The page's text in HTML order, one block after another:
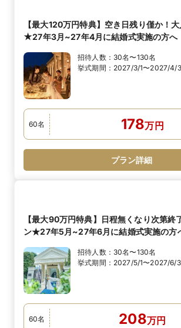
【最大120万円特典】空き日残り僅か！
★27年3月~27年4月に結婚式実施の方へ
招待人数： 30名〜130名
挙式期間： 2027/3/1〜2027/4/
60名 178万円
プラン詳細
【最大90万円特典】日程無くなり次第終
ン★27年5月~27年6月に結婚式実施の方
招待人数： 30名〜130名
挙式期間： 2027/5/1〜2027/6/
60名 208万円